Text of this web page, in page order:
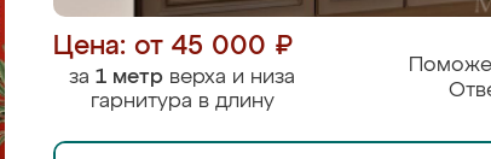
Цена: от 45 000 ₽
за 1 метр верха и низа
гарнитура в длину